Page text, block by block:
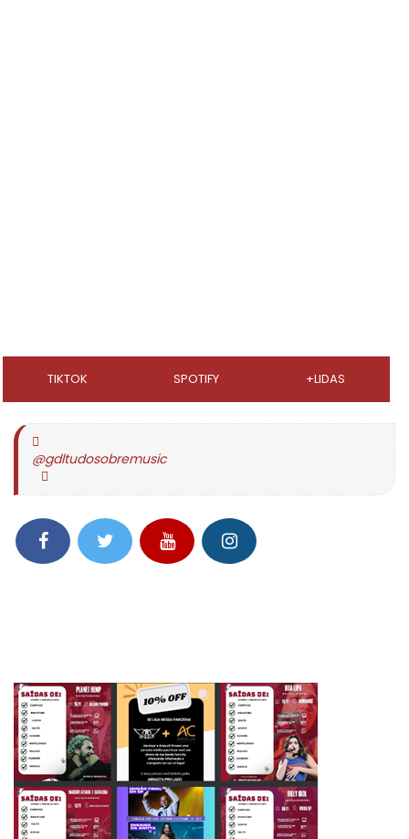
TIKTOK SPOTIFY +LIDAS
@gdltudosobremusic